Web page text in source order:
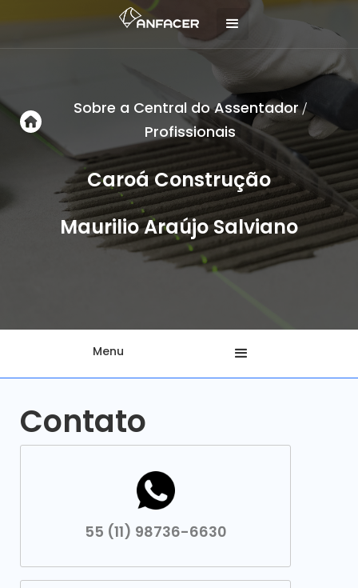
Sobre a Central do Assentador/
Profissionais
Caroá Construção
Maurilio Araújo Salviano
Menu
Contato
55 (11) 98736-6630